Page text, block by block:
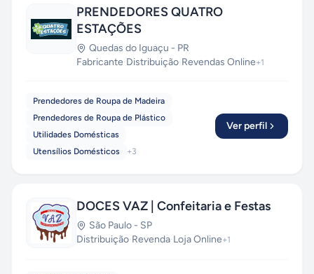
PRENDEDORES QUATRO
ESTAÇÕES
Quedas do Iguaçu - PR
Fabricante·Distribuição·Revendas Online+1
Prendedores de Roupa de Madeira
Prendedores de Roupa de Plástico
Utilidades Domésticas
Utensílios Domésticos
+3
Ver perfil
DOCES VAZ | Confeitaria e Festas
São Paulo - SP
Distribuição·Revenda·Loja Online+1